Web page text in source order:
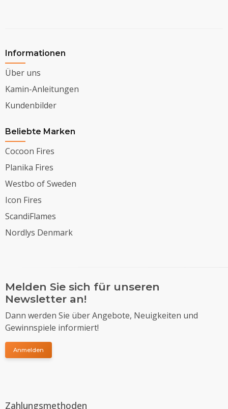
Informationen
Über uns
Kamin-Anleitungen
Kundenbilder
Beliebte Marken
Cocoon Fires
Planika Fires
Westbo of Sweden
Icon Fires
ScandiFlames
Nordlys Denmark
Melden Sie sich für unseren
Newsletter an!
Dann werden Sie über Angebote, Neuigkeiten und
Gewinnspiele informiert!
Anmelden
Zahlungsmethoden